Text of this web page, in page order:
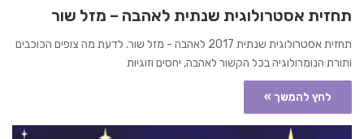
תחזית אסטרולוגית שנתית לאהבה – מזל שור
תחזית אסטרולוגית שנתית 2017 לאהבה - מזל שור. לדעת מה צופים הכוכבים
ותורת הנומרולוגיה בכל הקשור לאהבה, יחסים וזוגיות
לחץ להמשך »